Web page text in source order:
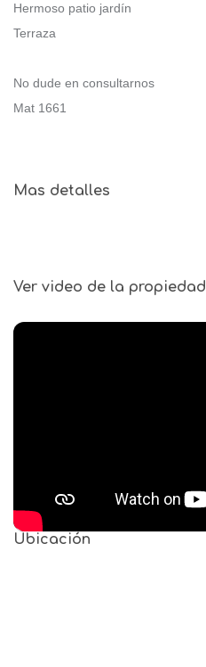
Hermoso patio jardín
Terraza
No dude en consultarnos
Mat 1661
Mas detalles
Ver video de la propiedad
Ubicación